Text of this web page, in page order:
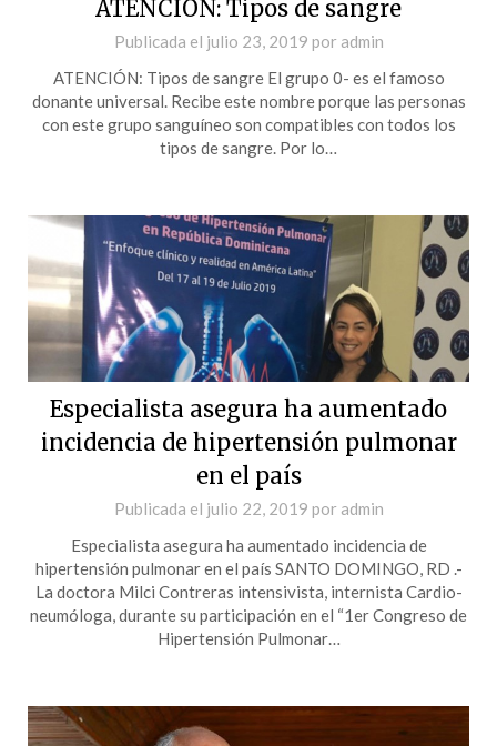
ATENCIÓN: Tipos de sangre
Publicada el julio 23, 2019 por admin
ATENCIÓN: Tipos de sangre El grupo 0- es el famoso
donante universal. Recibe este nombre porque las personas
con este grupo sanguíneo son compatibles con todos los
tipos de sangre. Por lo…
Especialista asegura ha aumentado
incidencia de hipertensión pulmonar
en el país
Publicada el julio 22, 2019 por admin
Especialista asegura ha aumentado incidencia de
hipertensión pulmonar en el país SANTO DOMINGO, RD .-
La doctora Milci Contreras intensivista, internista Cardio-
neumóloga, durante su participación en el “1er Congreso de
Hipertensión Pulmonar…